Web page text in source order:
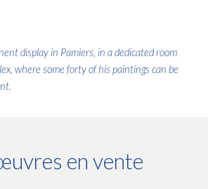
display in Pamiers, in a dedicated room
where some forty of his paintings can be
en vente